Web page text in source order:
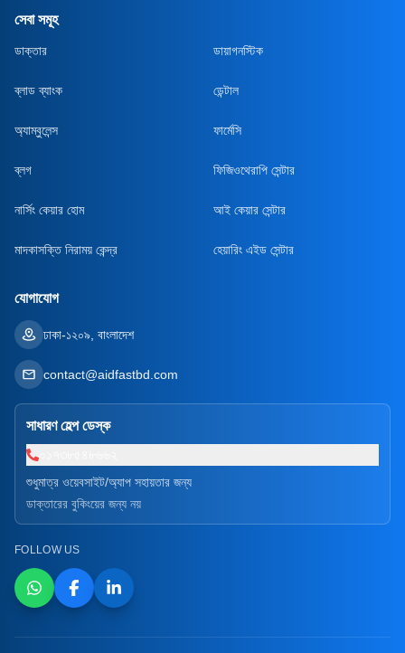
সেবা সমূহ
ডাক্তার ডায়াগনস্টিক
ব্লাড ব্যাংক ডেন্টাল
অ্যাম্বুলেন্স ফার্মেসি
ব্লগ ফিজিওথেরাপি সেন্টার
নার্সিং কেয়ার হোম আই কেয়ার সেন্টার
মাদকাসক্তি নিরাময় কেন্দ্র হেয়ারিং এইড সেন্টার
যোগাযোগ
ঢাকা-১২০৯, বাংলাদেশ
contact@aidfastbd.com
সাধারণ হেল্প ডেস্ক
শুধুমাত্র ওয়েবসাইট/অ্যাপ সহায়তার জন্য
ডাক্তারের বুকিংয়ের জন্য নয়
FOLLOW US